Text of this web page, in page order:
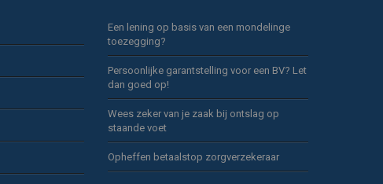
Een lening op basis van een mondelinge
toezegging?
Persoonlijke garantstelling voor een BV? Let
dan goed op!
Wees zeker van je zaak bij ontslag op
staande voet
Opheffen betaalstop zorgverzekeraar